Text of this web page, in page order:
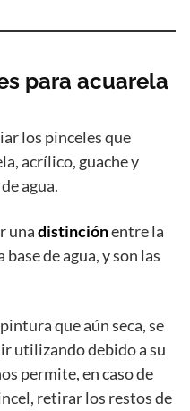
para acuarela
los pinceles que
acrílico, guache y
agua.
unadistinciónentre la
de agua, y son las
que aún seca, se
utilizando debido a su
permite, en caso de
retirar los restos de